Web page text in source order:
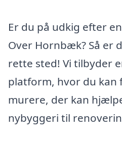
Er du på udkig efter
Over Hornbæk? Så er
rette sted! Vi tilbyder
platform, hvor du kan
murere, der kan
nybyggeri til